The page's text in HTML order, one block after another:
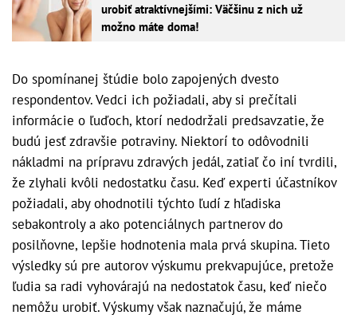
urobiť atraktívnejšími: Väčšinu z nich už
možno máte doma!
Do spomínanej štúdie bolo zapojených dvesto
respondentov. Vedci ich požiadali, aby si prečítali
informácie o ľuďoch, ktorí nedodržali predsavzatie, že
budú jesť zdravšie potraviny. Niektorí to odôvodnili
nákladmi na prípravu zdravých jedál, zatiaľ čo iní tvrdili,
že zlyhali kvôli nedostatku času. Keď experti účastníkov
požiadali, aby ohodnotili týchto ľudí z hľadiska
sebakontroly a ako potenciálnych partnerov do
posilňovne, lepšie hodnotenia mala prvá skupina. Tieto
výsledky sú pre autorov výskumu prekvapujúce, pretože
ľudia sa radi vyhovárajú na nedostatok času, keď niečo
nemôžu urobiť. Výskumy však naznačujú, že máme